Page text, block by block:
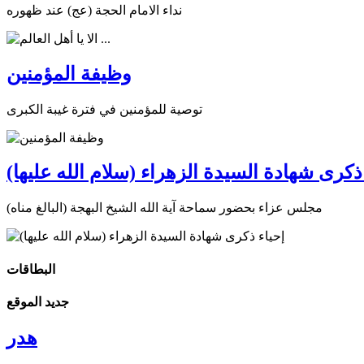
نداء الامام الحجة (عج) عند ظهوره
وظيفة المؤمنين
توصية للمؤمنين في فترة غيبة الكبرى
ذكرى شهادة السيدة الزهراء (سلام الله عليها)
مجلس عزاء بحضور سماحة آية الله الشيخ البهجة (البالغ مناه)
البطاقات
جديد الموقع
هدر